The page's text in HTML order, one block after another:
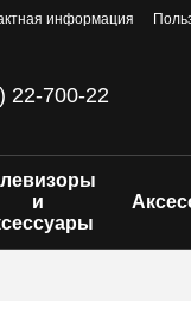
информация
22-700-22
и